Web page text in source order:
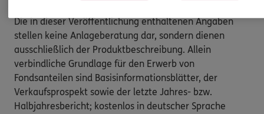
Die in dieser Veröffentlichung enthaltenen Angaben
stellen keine Anlageberatung dar, sondern dienen
ausschließlich der Produktbeschreibung. Allein
verbindliche Grundlage für den Erwerb von
Fondsanteilen sind Basisinformationsblätter, der
Verkaufsprospekt sowie der letzte Jahres- bzw.
Halbjahresbericht; kostenlos in deutscher Sprache